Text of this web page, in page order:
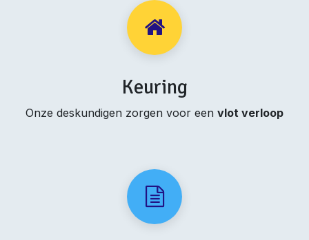
Keuring
Onze deskundigen zorgen voor een vlot verloop